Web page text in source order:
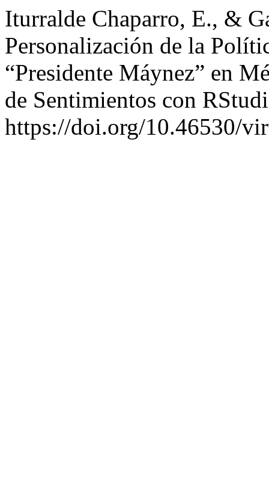
Iturralde Chaparro, E., &
Personalización de la
“Presidente Máynez” en
de Sentimientos con
https://doi.org/10.46530/